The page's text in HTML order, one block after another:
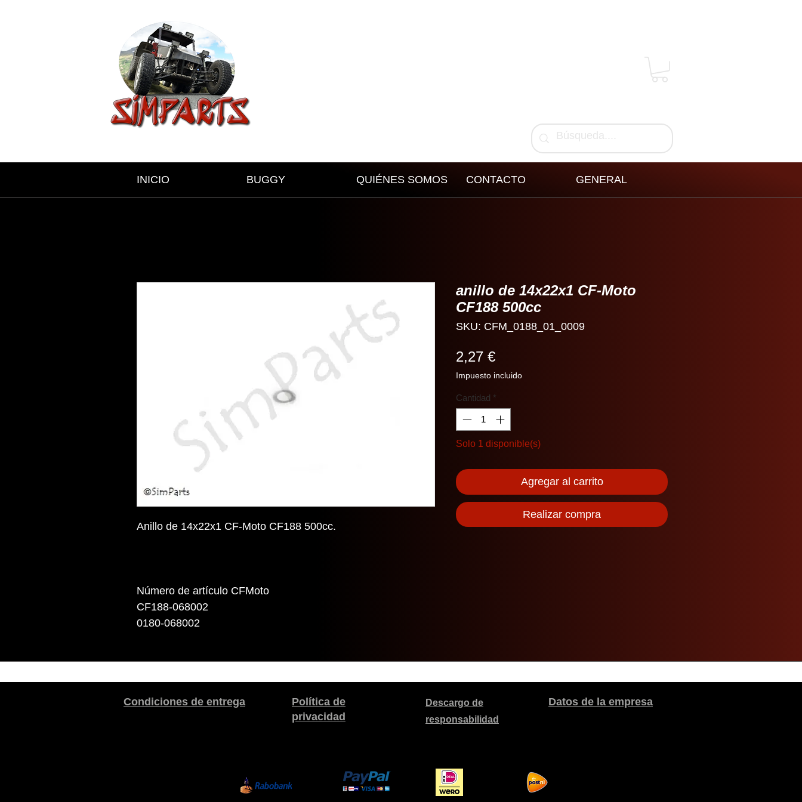
INICIO BUGGY QUIÉNES SOMOS CONTACTO GENERAL
Anillo de 14x22x1 CF-Moto CF188 500cc.
Número de artículo CFMoto
CF188-068002
0180-068002
anillo de 14x22x1 CF-Moto
CF188 500cc
SKU: CFM_0188_01_0009
2,27 €Precio
Impuesto incluido
Cantidad *
Solo 1 disponible(s)
Agregar al carrito
Realizar compra
Condiciones de entrega
Política de
privacidad
Descargo de
responsabilidad
Datos de la empresa